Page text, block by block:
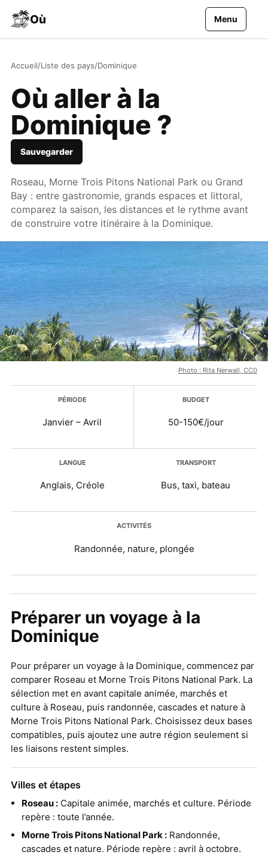
Où Menu
Accueil/Liste des pays/Dominique
Où aller à la
Dominique ?
Sauvegarder
Roseau, Morne Trois Pitons National Park ou Grand
Bay : entre gastronomie, grands espaces et littoral,
comparez la saison, les distances et le rythme avant
de construire votre itinéraire à la Dominique.
Photo : Rita Nerwall, CC0
Plus d’infos
PÉRIODE
Janvier – Avril
BUDGET
50-150€/jour
LANGUE
Anglais, Créole
TRANSPORT
Bus, taxi, bateau
ACTIVITÉS
Randonnée, nature, plongée
Préparer un voyage à la
Dominique
Pour préparer un voyage à la Dominique, commencez par
comparer Roseau et Morne Trois Pitons National Park. La
sélection met en avant capitale animée, marchés et
culture à Roseau, puis randonnée, cascades et nature à
Morne Trois Pitons National Park. Choisissez deux bases
compatibles, puis ajoutez une autre région seulement si
les liaisons restent simples.
Villes et étapes
Roseau :Capitale animée, marchés et culture. Période
repère : toute l’année.
Morne Trois Pitons National Park :Randonnée,
cascades et nature. Période repère : avril à octobre.